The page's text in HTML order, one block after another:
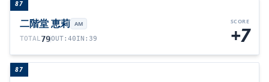
87
二階堂 恵莉 AM
TOTAL79OUT: 40IN : 39
SCORE
+7
87